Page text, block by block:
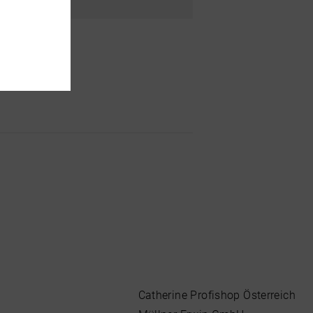
Catherine Profishop Österreich